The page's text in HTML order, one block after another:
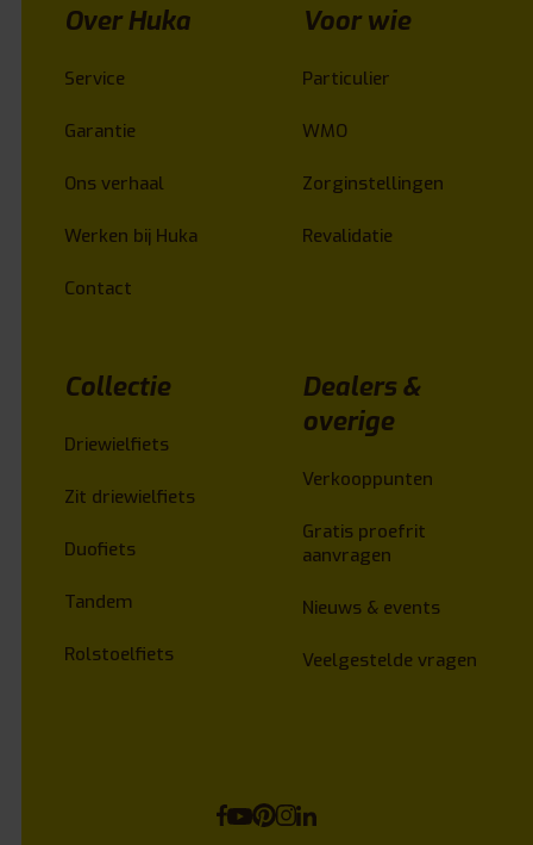
Over Huka
Service
Garantie
Ons verhaal
Werken bij Huka
Contact
Voor wie
Particulier
WMO
Zorginstellingen
Revalidatie
Collectie
Driewielfiets
Zit driewielfiets
Duofiets
Tandem
Rolstoelfiets
Dealers &
overige
Verkooppunten
Gratis proefrit
aanvragen
Nieuws & events
Veelgestelde vragen